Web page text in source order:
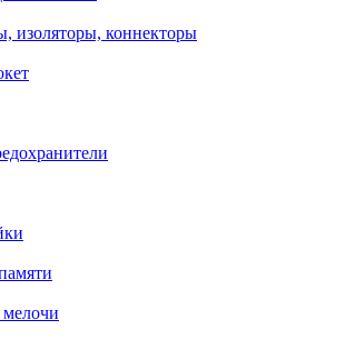
изоляторы, коннекторы